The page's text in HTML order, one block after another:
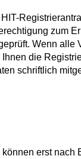
zum
Wenn alle
die
schriftlich
erst nach